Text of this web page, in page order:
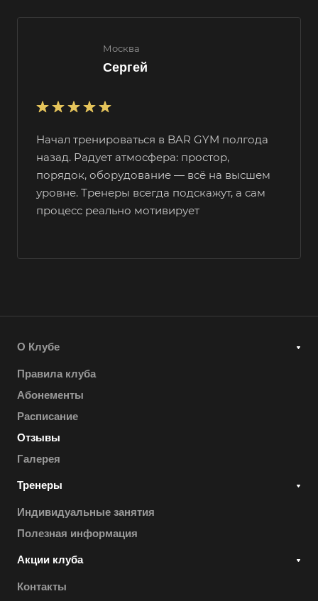
Москва
Сергей
Начал тренироваться в BAR GYM полгода
назад. Радует атмосфера: простор,
порядок, оборудование — всё на высшем
уровне. Тренеры всегда подскажут, а сам
процесс реально мотивирует
О Клубе
Правила клуба
Абонементы
Расписание
Отзывы
Галерея
Тренеры
Индивидуальные занятия
Полезная информация
Акции клуба
Контакты